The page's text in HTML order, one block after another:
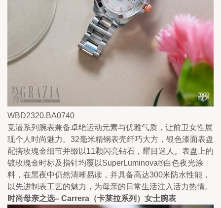
WBD2320.BA0740
竞潜系列腕表兼备卓绝运动元素与优雅气质，让前卫女性展
现个人时尚魅力。32毫米精钢表壳纤巧大方，银色漆面表盘
配搭玫瑰金细节并缀以11颗闪亮钻石，耀目迷人。表盘上的
镀玫瑰金时标及指针均覆以SuperLuminova®白色夜光涂
料，在黑夜中仍然清晰易读，并具备高达300米防水性能，
以先进制表工艺的魅力，为母亲的日常生活注入活力热情。
时尚母亲之选– Carrera（卡莱拉系列）女士腕表